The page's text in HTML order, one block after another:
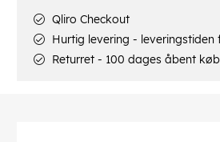
Qliro Checkout
Hurtig levering - leveringstiden
Returret - 100 dages åbent køb